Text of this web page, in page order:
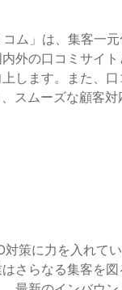
ム」は、集客一
外の口コミサイ
します。また、口
スムーズな顧客対
策に力を入れて
さらなる集客を